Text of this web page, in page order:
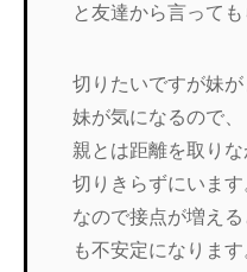
と友達から言って
切りたいですが妹が
妹が気になるので、
親とは距離を取りな
切りきらずにいます
なので接点が増え
も不安定になります